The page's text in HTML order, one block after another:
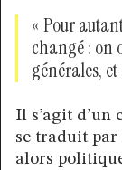
« Pour
changé : on
générales,
Il s’agit d’un
se traduit par
alors